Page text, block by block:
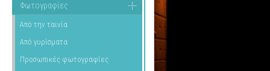
Φωτογραφίες
Από την ταινία
Από γυρίσματα
Προσωπικές φωτογραφίες